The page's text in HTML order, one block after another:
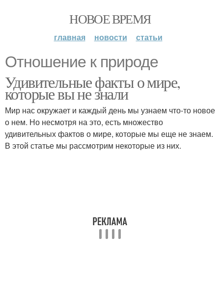
НОВОЕ ВРЕМЯ
главная новости статьи
Отношение к природе
Удивительные факты о мире,
которые вы не знали
Мир нас окружает и каждый день мы узнаем что-то новое
о нем. Но несмотря на это, есть множество
удивительных фактов о мире, которые мы еще не знаем.
В этой статье мы рассмотрим некоторые из них.